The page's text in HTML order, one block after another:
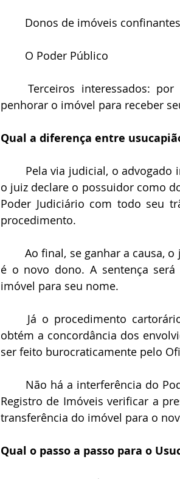
Donos de imóveis
	O Poder Público
	Terceiros interessados: por exemplo, um credor do dono tabular que deseja
penhorar o imóvel para receber
Qual a diferença entre
o juiz declare o possuidor como
Poder Judiciário com todo seu
procedimento.
	Ao final, se ganhar a causa, o juiz proferirá uma sentença dizendo que o possuidor
é o novo dono. A sentença
imóvel para seu nome.
obtém a concordância dos
ser feito burocraticamente pelo
Registro de Imóveis verificar a
transferência do imóvel para o
Qual o passo a passo para o